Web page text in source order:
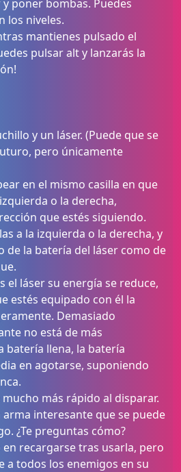
poner bombas. Puedes
los niveles.
mantienes pulsado el
pulsar alt y lanzarás la
y un láser. (Puede que se
pero únicamente
en el mismo casilla en que
o la derecha,
que estés siguiendo.
a la izquierda o la derecha, y
de la batería del láser como de
el láser su energía se reduce,
estés equipado con él la
Demasiado
no está de más
batería llena, la batería
en agotarse, suponiendo
más rápido al disparar.
arma interesante que se puede
¿Te preguntas cómo?
recargarse tras usarla, pero
a todos los enemigos en su